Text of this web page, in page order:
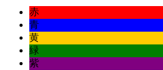
赤
青
黄
緑
紫